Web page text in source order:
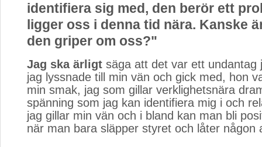
identifiera sig med, den berör ett
ligger oss i denna tid nära. Kanske
den griper om oss?"
Jag ska ärligt säga att det var ett undantag
jag lyssnade till min vän och gick med, hon
min smak, jag som gillar verklighetsnära
spänning som jag kan identifiera mig i och
jag gillar min vän och i bland kan man bli
när man bara släpper styret och låter någon